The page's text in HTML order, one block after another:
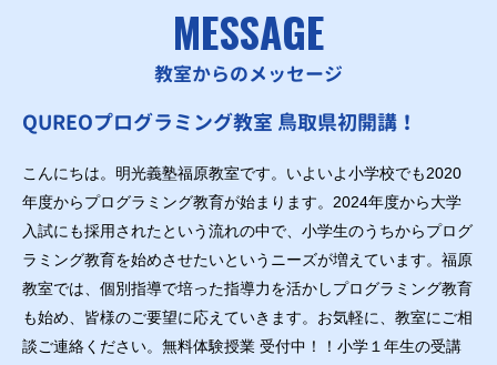
MESSAGE
教室からのメッセージ
QUREOプログラミング教室 鳥取県初開講！
こんにちは。明光義塾福原教室です。いよいよ小学校でも2020
年度からプログラミング教育が始まります。2024年度から大学
入試にも採用されたという流れの中で、小学生のうちからプログ
ラミング教育を始めさせたいというニーズが増えています。福原
教室では、個別指導で培った指導力を活かしプログラミング教育
も始め、皆様のご要望に応えていきます。お気軽に、教室にご相
談ご連絡ください。無料体験授業 受付中！！小学１年生の受講